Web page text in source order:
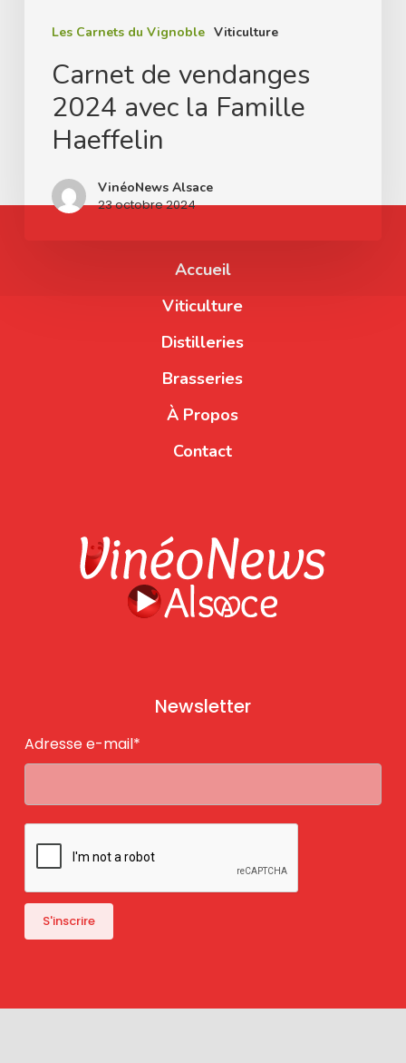
Les Carnets du Vignoble Viticulture
Carnet de vendanges
2024 avec la Famille
Haeffelin
VinéoNews Alsace
23 octobre 2024
Accueil
Viticulture
Distilleries
Brasseries
À Propos
Contact
Newsletter
Adresse e-mail*